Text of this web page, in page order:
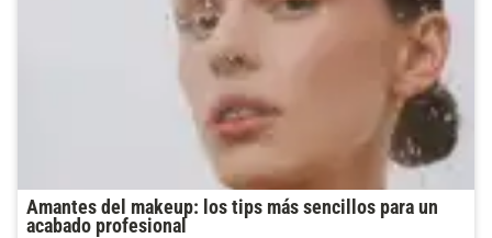
Amantes del makeup: los tips más sencillos para un
acabado profesional